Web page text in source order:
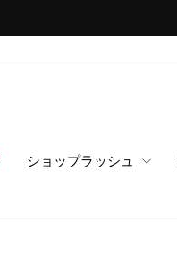
ショップラッシュ